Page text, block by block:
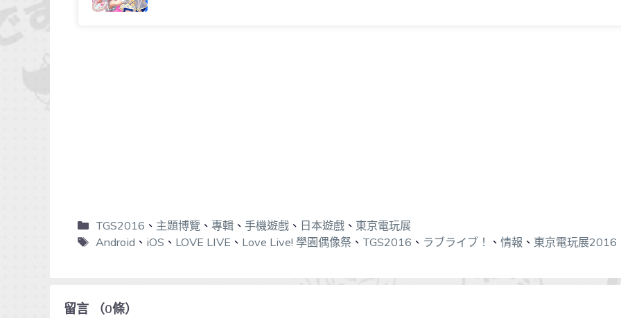
TGS2016 、 主題博覽、 專輯、 手機遊戲、 日本遊戲、 東京電玩展
Android 、 iOS 、 LOVE LIVE 、 Love Live! 學園偶像祭、 TGS2016 、 ラブライブ！ 、 情報 、 東京電玩展2016
留言 （0條）